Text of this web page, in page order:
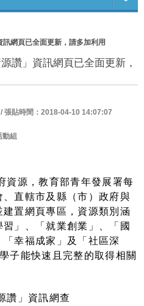
網頁已全面更新，請多加利用
讚」資訊網頁已全面更新，
張貼時間：2018-04-10 14:07:07
動組
資源，教育部青年發展署每
直轄市及縣（市）政府與
置網頁專區，資源類別涵
」、「就業創業」、「國
幸福成家」及「社區深
子能快速且完整的取得相關
讚」資訊網查